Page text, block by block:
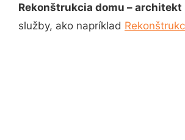
Rekonštrukcia domu – architekt
služby, ako napríklad